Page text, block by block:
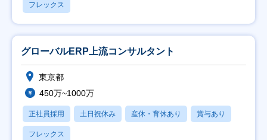
フレックス
グローバルERP上流コンサルタント
東京都
450万~1000万
正社員採用 土日祝休み 産休・育休あり 賞与あり
フレックス